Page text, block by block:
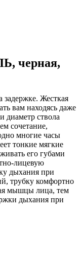
черная,
задержке. Жесткая
вам находясь даже
диаметр ствола
сочетание,
многие часы
тонкие мягкие
его губами
лицевую
дыхания при
трубку комфортно
мышцы лица, тем
дыхания при